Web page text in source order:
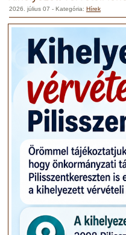
2026. július 07 - Kategória: Hírek